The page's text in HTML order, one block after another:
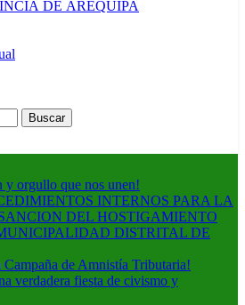
DE AREQUIPA
y orgullo que nos unen!
INTERNOS PARA LA
DEL HOSTIGAMIENTO
DISTRITAL DE
Campaña de Amnistía Tributaria!
verdadera fiesta de civismo y